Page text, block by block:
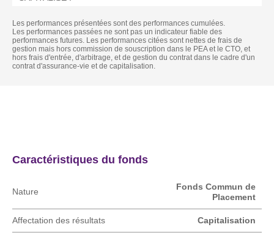
Les performances présentées sont des performances cumulées.
Les performances passées ne sont pas un indicateur fiable des
performances futures. Les performances citées sont nettes de frais de
gestion mais hors commission de souscription dans le PEA et le CTO, et
hors frais d'entrée, d'arbitrage, et de gestion du contrat dans le cadre d'un
contrat d'assurance-vie et de capitalisation.
Caractéristiques du fonds
Nature
Fonds Commun de
Placement
Affectation des résultats Capitalisation